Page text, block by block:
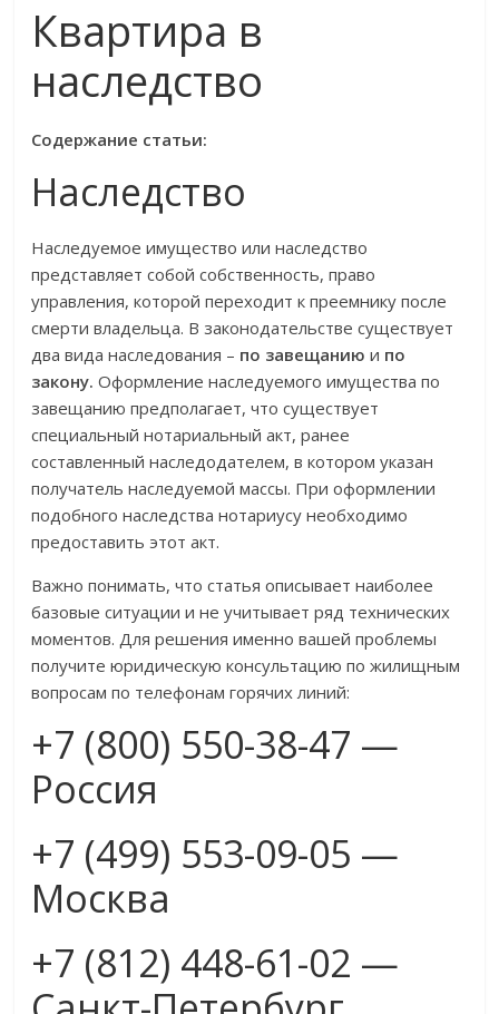
Квартира в
наследство
Содержание статьи:
Наследство
Наследуемое имущество или наследство
представляет собой собственность, право
управления, которой переходит к преемнику после
смерти владельца. В законодательстве существует
два вида наследования – по завещаниюи по
закону. Оформление наследуемого имущества по
завещанию предполагает, что существует
специальный нотариальный акт, ранее
составленный наследодателем, в котором указан
получатель наследуемой массы. При оформлении
подобного наследства нотариусу необходимо
предоставить этот акт.
Важно понимать, что статья описывает наиболее
базовые ситуации и не учитывает ряд технических
моментов. Для решения именно вашей проблемы
получите юридическую консультацию по жилищным
вопросам по телефонам горячих линий:
+7 (800) 550-38-47 —
Россия
+7 (499) 553-09-05 —
Москва
+7 (812) 448-61-02 —